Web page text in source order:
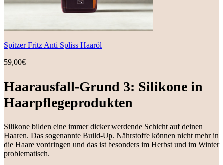
Spitzer Fritz Anti Spliss Haaröl
59,00€
Haarausfall-Grund 3: Silikone in
Haarpflegeprodukten
Silikone bilden eine immer dicker werdende Schicht auf deinen
Haaren. Das sogenannte Build-Up. Nährstoffe können nicht mehr in
die Haare vordringen und das ist besonders im Herbst und im Winter
problematisch.